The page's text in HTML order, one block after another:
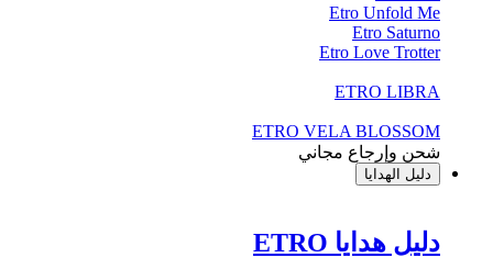
Etro Unfold Me
Etro Saturno
Etro Love Trotter
ETRO LIBRA
ETRO VELA BLOSSOM
شحن وإرجاع مجاني
دليل الهدايا
دليل هدايا ETRO